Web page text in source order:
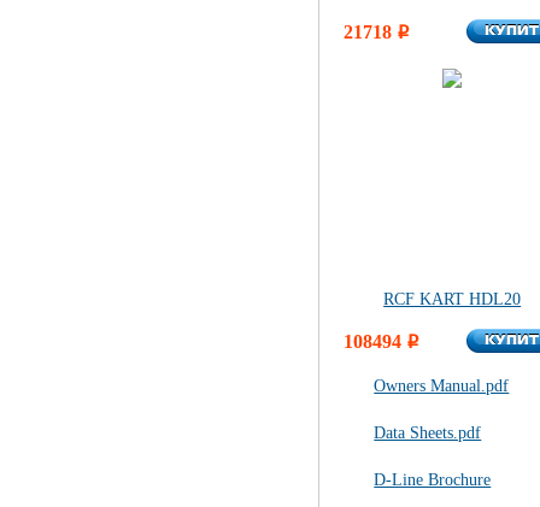
21718 i
RCF KART HDL20
108494 i
Owners Manual.pdf
Data Sheets.pdf
D-Line Brochure